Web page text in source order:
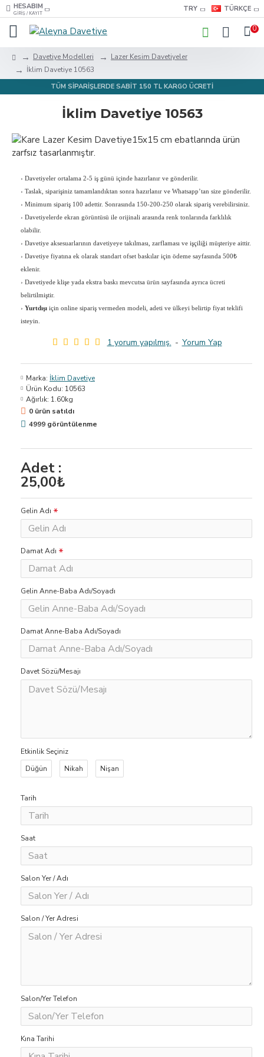
HESABIM
GIRIŞ / KAYIT
TRY TÜRKÇE
0
Davetiye Modelleri
Lazer Kesim Davetiyeler
İklim Davetiye 10563
TÜM SİPARİŞLERDE SABİT 150 TL KARGO ÜCRETİ
İklim Davetiye 10563
› Davetiyeler ortalama 2-5 iş günü içinde hazırlanır ve gönderilir.
› Taslak, siparişiniz tamamlandıktan sonra hazırlanır ve Whatsapp’tan size gönderilir.
› Minimum sipariş 100 adettir. Sonrasında 150-200-250 olarak sipariş verebilirsiniz.
› Davetiyelerde ekran görüntüsü ile orijinali arasında renk tonlarında farklılık
olabilir.
› Davetiye aksesuarlarının davetiyeye takılması, zarflaması ve işçiliği müşteriye aittir.
› Davetiye fiyatına ek olarak standart ofset baskılar için ödeme sayfasında 500₺
eklenir.
› Davetiyede klişe yada ekstra baskı mevcutsa ürün sayfasında ayrıca ücreti
belirtilmiştir.
› Yurtdışı için online sipariş vermeden modeli, adeti ve ülkeyi belirtip fiyat teklifi
isteyin.
1 yorum yapılmış. - Yorum Yap
Adet :
25,00₺
Marka: İklim Davetiye
Ürün Kodu: 10563
Ağırlık: 1.60kg
0 ürün satıldı
4999 görüntülenme
Gelin Adı
Damat Adı
Gelin Anne-Baba Adı/Soyadı
Damat Anne-Baba Adı/Soyadı
Davet Sözü/Mesajı
Etkinlik Seçiniz
Düğün
Nikah Nişan
Tarih
Saat
Salon Yer / Adı
Salon / Yer Adresi
Salon/Yer Telefon
Kına Tarihi